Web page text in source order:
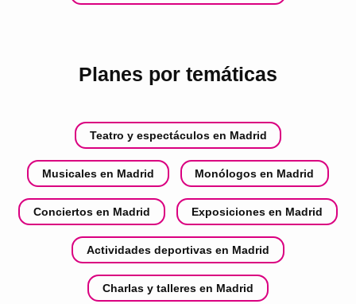
Planes por temáticas
Teatro y espectáculos en Madrid
Musicales en Madrid Monólogos en Madrid
Conciertos en Madrid Exposiciones en Madrid
Actividades deportivas en Madrid
Charlas y talleres en Madrid